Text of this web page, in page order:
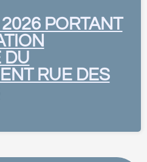
PORTANT
DU
RUE DES